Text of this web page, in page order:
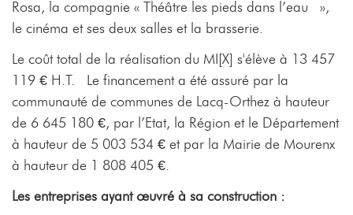
Rosa, la compagnie « Théâtre les pieds dans l’eau »,
le cinéma et ses deux salles et la brasserie.
Le coût total de la réalisation du MI[X] s'élève à 13 457
119 € H.T. Le financement a été assuré par la
communauté de communes de Lacq-Orthez à hauteur
de 6 645 180 €, par l’Etat, la Région et le Département
à hauteur de 5 003 534 € et par la Mairie de Mourenx
à hauteur de 1 808 405 €.
Les entreprises ayant œuvré à sa construction :